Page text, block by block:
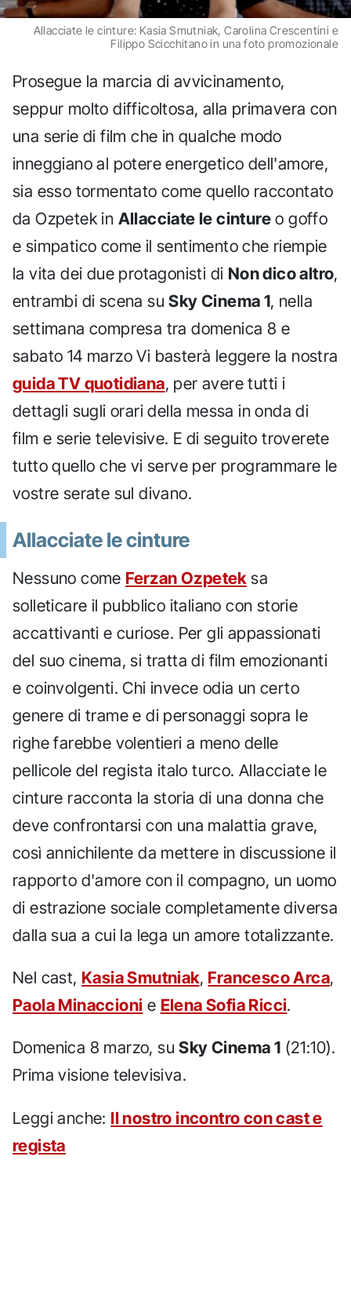
Allacciate le cinture: Kasia Smutniak, Carolina Crescentini e
Filippo Scicchitano in una foto promozionale
Prosegue la marcia di avvicinamento,
seppur molto difficoltosa, alla primavera con
una serie di film che in qualche modo
inneggiano al potere energetico dell'amore,
sia esso tormentato come quello raccontato
da Ozpetek in Allacciate le cinture o goffo
e simpatico come il sentimento che riempie
la vita dei due protagonisti di Non dico altro,
entrambi di scena suSky Cinema 1, nella
settimana compresa tra domenica 8 e
sabato 14 marzo Vi basterà leggere la nostra
guida TV quotidiana, per avere tutti i
dettagli sugli orari della messa in onda di
film e serie televisive. E di seguito troverete
tutto quello che vi serve per programmare le
vostre serate sul divano.
Allacciate le cinture
Nessuno come Ferzan Ozpeteksa
solleticare il pubblico italiano con storie
accattivanti e curiose. Per gli appassionati
del suo cinema, si tratta di film emozionanti
e coinvolgenti. Chi invece odia un certo
genere di trame e di personaggi sopra le
righe farebbe volentieri a meno delle
pellicole del regista italo turco. Allacciate le
cinture racconta la storia di una donna che
deve confrontarsi con una malattia grave,
così annichilente da mettere in discussione il
rapporto d'amore con il compagno, un uomo
di estrazione sociale completamente diversa
dalla sua a cui la lega un amore totalizzante.
Nel cast, Kasia Smutniak, Francesco Arca,
Paola Minaccioni e Elena Sofia Ricci.
Domenica 8 marzo, suSky Cinema 1 (21:10).
Prima visione televisiva.
Leggi anche: Il nostro incontro con cast e
regista